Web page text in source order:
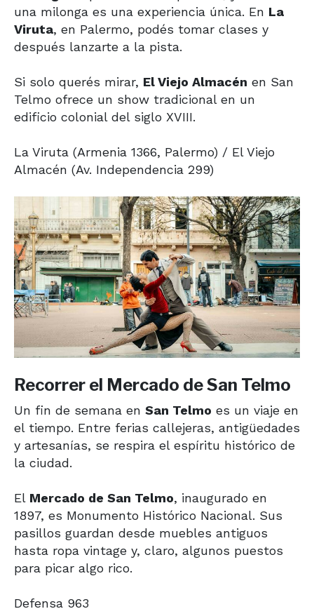
una milonga es una experiencia única. En La
Viruta, en Palermo, podés tomar clases y
después lanzarte a la pista.
Si solo querés mirar, El Viejo Almacén en San
Telmo ofrece un show tradicional en un
edificio colonial del siglo XVIII.
La Viruta (Armenia 1366, Palermo) / El Viejo
Almacén (Av. Independencia 299)
Recorrer el Mercado de San Telmo
Un fin de semana en San Telmo es un viaje en
el tiempo. Entre ferias callejeras, antigüedades
y artesanías, se respira el espíritu histórico de
la ciudad.
El Mercado de San Telmo, inaugurado en
1897, es Monumento Histórico Nacional. Sus
pasillos guardan desde muebles antiguos
hasta ropa vintage y, claro, algunos puestos
para picar algo rico.
Defensa 963